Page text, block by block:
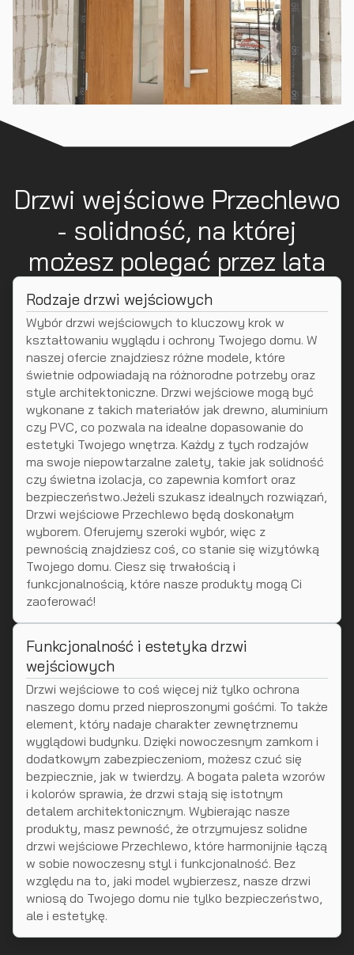
Drzwi wejściowe Przechlewo
- solidność, na której
możesz polegać przez lata
Rodzaje drzwi wejściowych
Wybór drzwi wejściowych to kluczowy krok w
kształtowaniu wyglądu i ochrony Twojego domu. W
naszej ofercie znajdziesz różne modele, które
świetnie odpowiadają na różnorodne potrzeby oraz
style architektoniczne. Drzwi wejściowe mogą być
wykonane z takich materiałów jak drewno, aluminium
czy PVC, co pozwala na idealne dopasowanie do
estetyki Twojego wnętrza. Każdy z tych rodzajów
ma swoje niepowtarzalne zalety, takie jak solidność
czy świetna izolacja, co zapewnia komfort oraz
bezpieczeństwo.Jeżeli szukasz idealnych rozwiązań,
Drzwi wejściowe Przechlewo będą doskonałym
wyborem. Oferujemy szeroki wybór, więc z
pewnością znajdziesz coś, co stanie się wizytówką
Twojego domu. Ciesz się trwałością i
funkcjonalnością, które nasze produkty mogą Ci
zaoferować!
Funkcjonalność i estetyka drzwi
wejściowych
Drzwi wejściowe to coś więcej niż tylko ochrona
naszego domu przed nieproszonymi gośćmi. To także
element, który nadaje charakter zewnętrznemu
wyglądowi budynku. Dzięki nowoczesnym zamkom i
dodatkowym zabezpieczeniom, możesz czuć się
bezpiecznie, jak w twierdzy. A bogata paleta wzorów
i kolorów sprawia, że drzwi stają się istotnym
detalem architektonicznym. Wybierając nasze
produkty, masz pewność, że otrzymujesz solidne
drzwi wejściowe Przechlewo, które harmonijnie łączą
w sobie nowoczesny styl i funkcjonalność. Bez
względu na to, jaki model wybierzesz, nasze drzwi
wniosą do Twojego domu nie tylko bezpieczeństwo,
ale i estetykę.